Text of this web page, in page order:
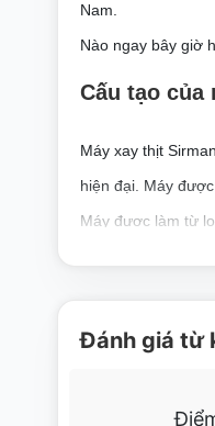
Nam.
Nào ngay bây giờ
Cấu tạo của
Máy xay thịt
hiện đại. Máy
Máy được làm từ
Đặc điểm
Đánh giá từ